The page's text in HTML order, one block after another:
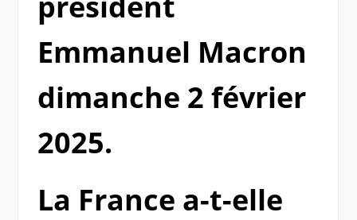
Emmanuel Macron
dimanche 2 février
2025.
La France a-t-elle